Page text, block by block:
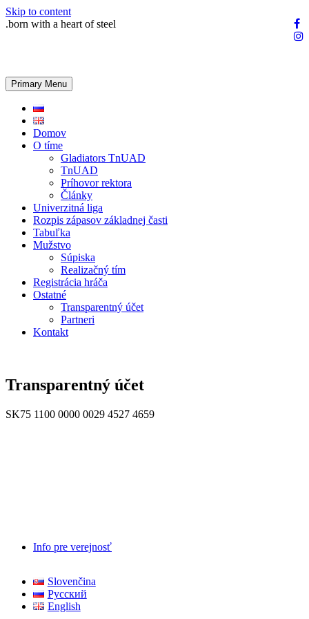
Skip to content
.born with a heart of steel
Primary Menu
Domov
O tíme
Gladiators TnUAD
TnUAD
Príhovor rektora
Články
Univerzitná liga
Rozpis zápasov základnej časti
Tabuľka
Mužstvo
Súpiska
Realizačný tím
Registrácia hráča
Ostatné
Transparentný účet
Partneri
Kontakt
Transparentný účet
SK75 1100 0000 0029 4527 4659
Info pre verejnosť
Slovenčina
Русский
English